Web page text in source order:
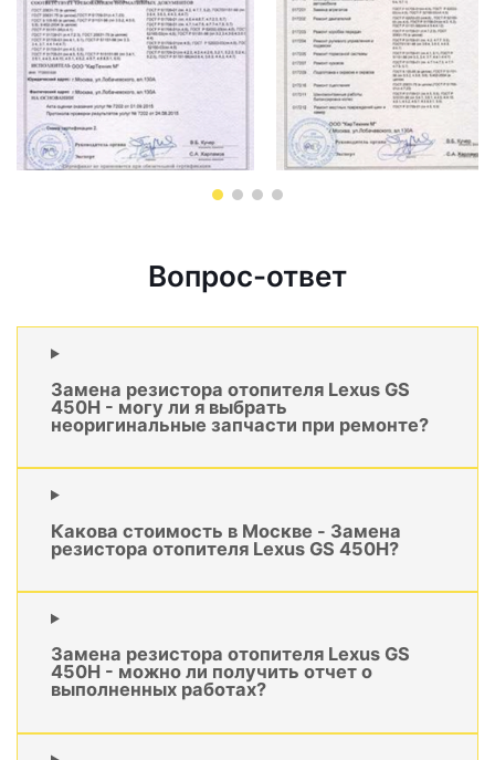
Вопрос-ответ
Замена резистора отопителя Lexus GS
450H - могу ли я выбрать
неоригинальные запчасти при ремонте?
Какова стоимость в Москве - Замена
резистора отопителя Lexus GS 450H?
Замена резистора отопителя Lexus GS
450H - можно ли получить отчет о
выполненных работах?